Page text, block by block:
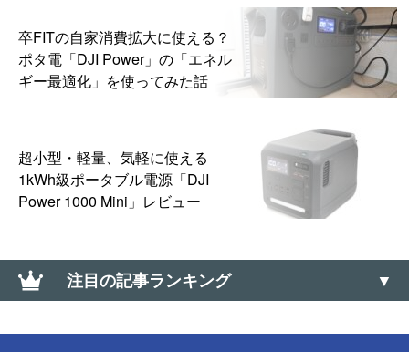
卒FITの自家消費拡大に使える？
ポタ電「DJI Power」の「エネル
ギー最適化」を使ってみた話
超小型・軽量、気軽に使える
1kWh級ポータブル電源「DJI
Power 1000 Mini」レビュー
注目の記事ランキング